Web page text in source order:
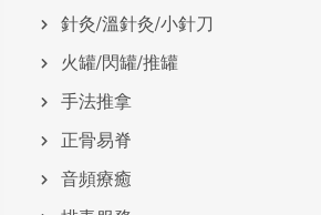
針灸/溫針灸/小針刀
火罐/閃罐/推罐
手法推拿
正骨易脊
⾳頻療癒